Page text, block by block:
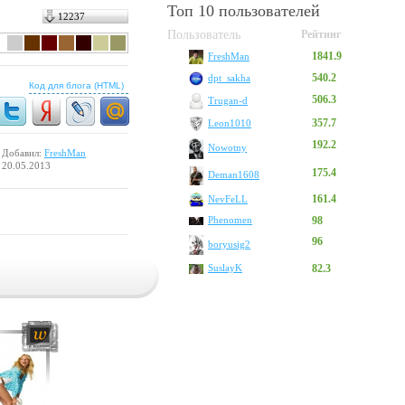
12237
Код для блога (HTML)
Добавил: FreshMan
20.05.2013
Топ 10 пользователей
Пользователь Рейтинг
FreshMan 1841.9
dpt_sakha 540.2
Trugan-d 506.3
Leon1010 357.7
Nowotny 192.2
Deman1608 175.4
NevFeLL 161.4
Phenomen 98
boryusig2 96
SuslayK 82.3